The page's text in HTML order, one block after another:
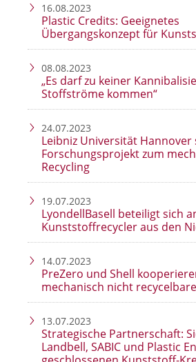
16.08.2023
Plastic Credits: Geeignetes
Übergangskonzept für
08.08.2023
„Es darf zu keiner
Stoffströme kommen“
24.07.2023
Leibniz Universität
Forschungsprojekt zum
Recycling
19.07.2023
LyondellBasell beteiligt sich
Kunststoffrecycler aus den
14.07.2023
PreZero und Shell
mechanisch nicht
13.07.2023
Strategische Partnerschaft:
Landbell, SABIC und Plastic